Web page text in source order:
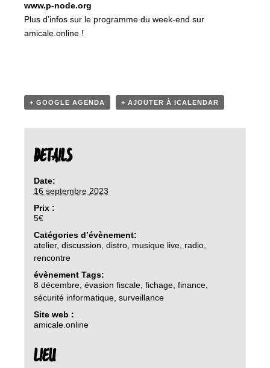
www.p-node.org
Plus d’infos sur le programme du week-end sur
amicale.online !
+ GOOGLE AGENDA + AJOUTER À ICALENDAR
DETAILS
Date:
16 septembre 2023
Prix :
5€
Catégories d’évènement:
atelier, discussion distro, musique live, radio,
rencontre
évènement Tags:
8 décembre, évasion fiscale, fichage, finance,
sécurité informatique, surveillance
Site web :
amicale.online
LIEU